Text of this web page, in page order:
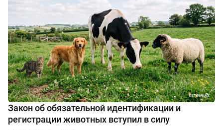
Закон об обязательной идентификации и
регистрации животных вступил в силу